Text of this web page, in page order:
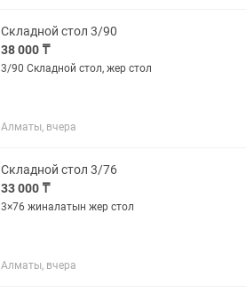
Складной стол 3/90
38 000 ₸
3/90 Складной стол, жер стол
Алматы, вчера
Складной стол 3/76
33 000 ₸
3×76 жиналатын жер стол
Алматы, вчера